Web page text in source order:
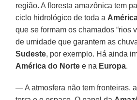
região. A floresta amazônica tem
ciclo hidrológico de toda a
que se formam os chamados “rios
de umidade que garantem as
Sudeste, por exemplo. Há ainda
América do Norte e na Europa.
— A atmosfera não tem fronteiras,